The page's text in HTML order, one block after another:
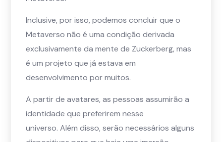
Inclusive, por isso, podemos concluir que o
Metaverso não é uma condição derivada
exclusivamente da mente de Zuckerberg, mas
é um projeto que já estava em
desenvolvimento por muitos.
A partir de avatares, as pessoas assumirão a
identidade que preferirem nesse
universo. Além disso, serão necessários alguns